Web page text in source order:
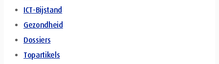
ICT-Bijstand
Gezondheid
Dossiers
Topartikels